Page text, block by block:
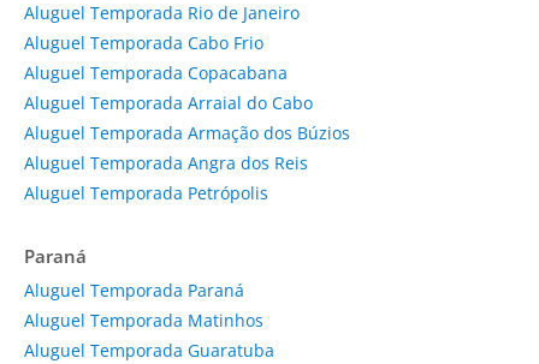
Aluguel Temporada Rio de Janeiro
Aluguel Temporada Cabo Frio
Aluguel Temporada Copacabana
Aluguel Temporada Arraial do Cabo
Aluguel Temporada Armação dos Búzios
Aluguel Temporada Angra dos Reis
Aluguel Temporada Petrópolis
Paraná
Aluguel Temporada Paraná
Aluguel Temporada Matinhos
Aluguel Temporada Guaratuba